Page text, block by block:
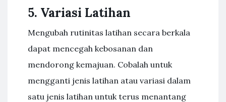
5. Variasi Latihan
Mengubah rutinitas latihan secara berkala
dapat mencegah kebosanan dan
mendorong kemajuan. Cobalah untuk
mengganti jenis latihan atau variasi dalam
satu jenis latihan untuk terus menantang